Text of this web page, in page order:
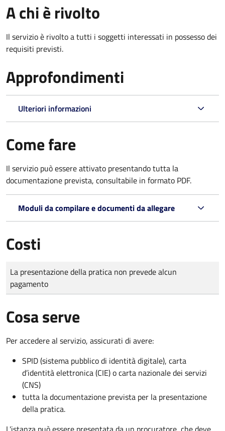
A chi è rivolto
Il servizio è rivolto a tutti i soggetti interessati in possesso dei
requisiti previsti.
Approfondimenti
Ulteriori informazioni
Come fare
Il servizio può essere attivato presentando tutta la
documentazione prevista, consultabile in formato PDF.
Moduli da compilare e documenti da allegare
Costi
Tipo di pagamento
Importo
La presentazione della pratica non prevede alcun
pagamento
Cosa serve
Per accedere al servizio, assicurati di avere:
SPID (sistema pubblico di identità digitale), carta
d’identità elettronica (CIE) o carta nazionale dei servizi
(CNS)
tutta la documentazione prevista per la presentazione
della pratica.